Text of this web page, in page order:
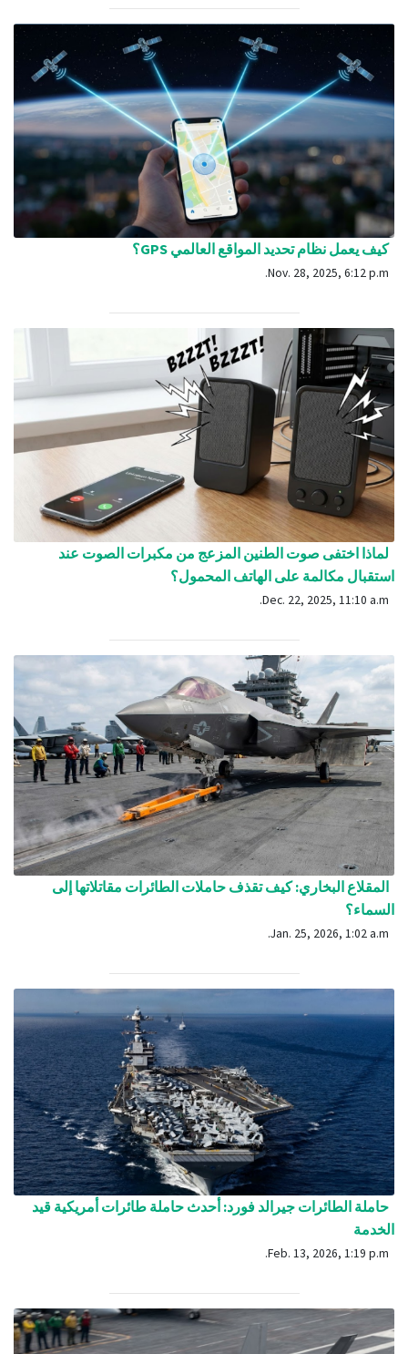
كيف يعمل نظام تحديد المواقع العالمي GPS؟
لماذا اختفى صوت الطنين المزعج من مكبرات الصوت عند
استقبال مكالمة على الهاتف المحمول؟
المقلاع البخاري: كيف تقذف حاملات الطائرات مقاتلاتها إلى
السماء؟
حاملة الطائرات جيرالد فورد: أحدث حاملة طائرات أمريكية قيد
الخدمة